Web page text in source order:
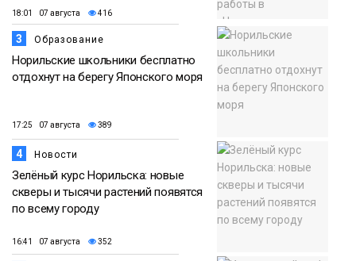
18:01 07 августа 416
3 Образование
Норильские школьники бесплатно
отдохнут на берегу Японского моря
17:25 07 августа 389
4 Новости
Зелёный курс Норильска: новые
скверы и тысячи растений появятся
по всему городу
16:41 07 августа 352